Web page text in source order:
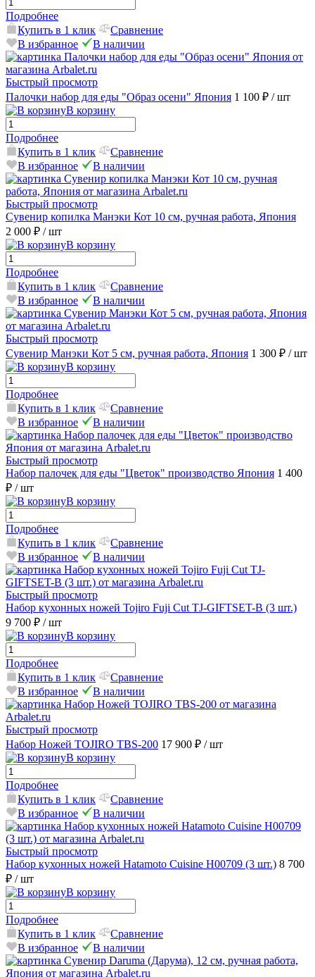
Подробнее
Купить в 1 клик
Сравнение
В избранное
В наличии
Быстрый просмотр
Палочки набор для еды "Образ осени" Япония 1 100 ₽ / шт
В корзину
Подробнее
Купить в 1 клик
Сравнение
В избранное
В наличии
Быстрый просмотр
Сувенир копилка Манэки Кот 10 см, ручная работа, Япония
2 000 ₽ / шт
В корзину
Подробнее
Купить в 1 клик
Сравнение
В избранное
В наличии
Быстрый просмотр
Сувенир Манэки Кот 5 см, ручная работа, Япония 1 300 ₽ / шт
В корзину
Подробнее
Купить в 1 клик
Сравнение
В избранное
В наличии
Быстрый просмотр
Набор палочек для еды "Цветок" производство Япония 1 400
₽ / шт
В корзину
Подробнее
Купить в 1 клик
Сравнение
В избранное
В наличии
Быстрый просмотр
Набор кухонных ножей Tojiro Fuji Cut TJ-GIFTSET-B (3 шт.)
9 700 ₽ / шт
В корзину
Подробнее
Купить в 1 клик
Сравнение
В избранное
В наличии
Быстрый просмотр
Набор Ножей TOJIRO TBS-200 17 900 ₽ / шт
В корзину
Подробнее
Купить в 1 клик
Сравнение
В избранное
В наличии
Быстрый просмотр
Набор кухонных ножей Hatamoto Cuisine H00709 (3 шт.) 8 700
₽ / шт
В корзину
Подробнее
Купить в 1 клик
Сравнение
В избранное
В наличии